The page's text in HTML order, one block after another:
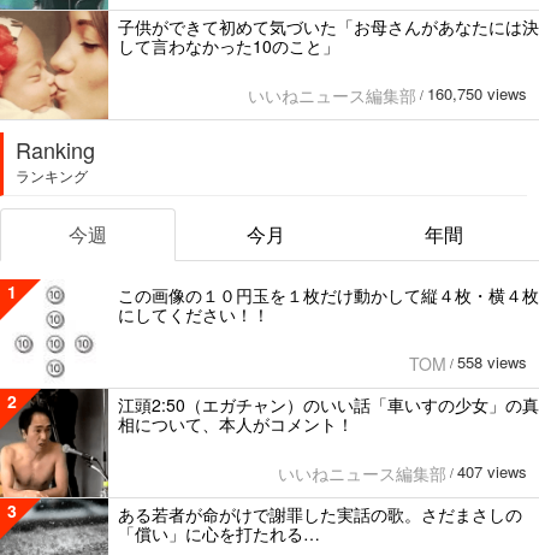
子供ができて初めて気づいた「お母さんがあなたには決
して言わなかった10のこと」
いいねニュース編集部 / 160,750 views
Ranking
ランキング
今週 今月 年間
1
この画像の１０円玉を１枚だけ動かして縦４枚・横４枚
にしてください！！
TOM / 558 views
2
江頭2:50（エガチャン）のいい話「車いすの少女」の真
相について、本人がコメント！
いいねニュース編集部 / 407 views
3
ある若者が命がけで謝罪した実話の歌。さだまさしの
「償い」に心を打たれる…